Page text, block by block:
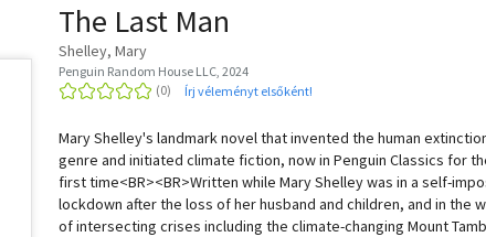
The Last Man
Shelley, Mary
Penguin Random House LLC, 2024
Írj véleményt elsőként!
Mary Shelley's landmark novel that invented the human
genre and initiated climate fiction, now in Penguin Classics for
first time<BR><BR>Written while Mary Shelley was in a self-
lockdown after the loss of her husband and children, and in the
of intersecting crises including the climate-changing Mount